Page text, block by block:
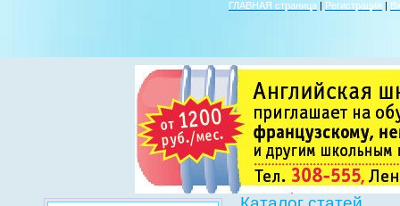
ГЛАВНАЯ страница | Регистрация |